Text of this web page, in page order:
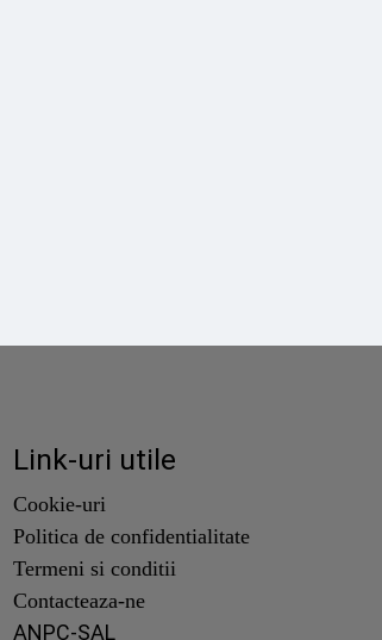
Link-uri utile
Cookie-uri
Politica de confidentialitate
Termeni si conditii
Contacteaza-ne
ANPC-SAL